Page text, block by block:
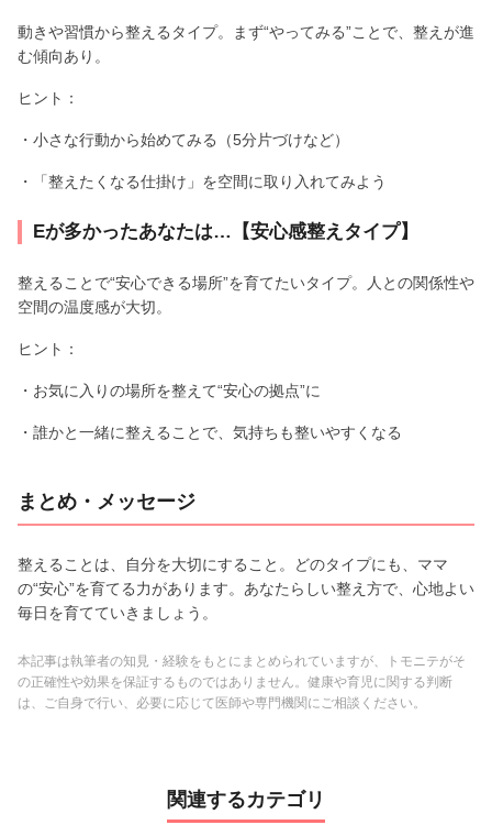
動きや習慣から整えるタイプ。まず“やってみる”ことで、整えが進
む傾向あり。
ヒント：
・小さな行動から始めてみる（5分片づけなど）
・「整えたくなる仕掛け」を空間に取り入れてみよう
Eが多かったあなたは…【安心感整えタイプ】
整えることで“安心できる場所”を育てたいタイプ。人との関係性や
空間の温度感が大切。
ヒント：
・お気に入りの場所を整えて“安心の拠点”に
・誰かと一緒に整えることで、気持ちも整いやすくなる
まとめ・メッセージ
整えることは、自分を大切にすること。どのタイプにも、ママ
の“安心”を育てる力があります。あなたらしい整え方で、心地よい
毎日を育てていきましょう。
本記事は執筆者の知見・経験をもとにまとめられていますが、トモニテがそ
の正確性や効果を保証するものではありません。健康や育児に関する判断
は、ご自身で行い、必要に応じて医師や専門機関にご相談ください。
関連するカテゴリ